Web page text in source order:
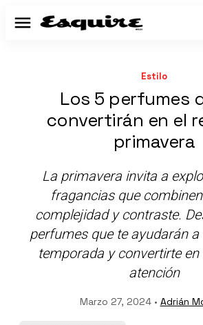
Menú
Estilo
Los 5 perfumes
convertirán en el
primavera
La primavera invita a
fragancias que
complejidad y contraste.
perfumes que te ayudarán
temporada y convertirte en
atención
Marzo 27, 2024 • Adrián